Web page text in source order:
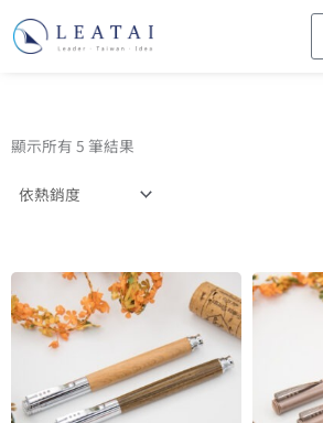
顯示所有 5 筆結果